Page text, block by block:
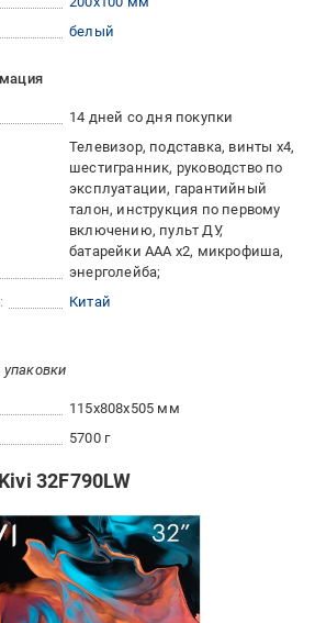
белый
14 дней со дня покупки
Телевизор, подставка, винты х4,
шестигранник, руководство по
эксплуатации, гарантийный
талон, инструкция по первому
включению, пульт ДУ,
батарейки ААА х2, микрофиша,
энерголейба;
Китай
упаковки
115x808x505 мм
5700 г
32F790LW